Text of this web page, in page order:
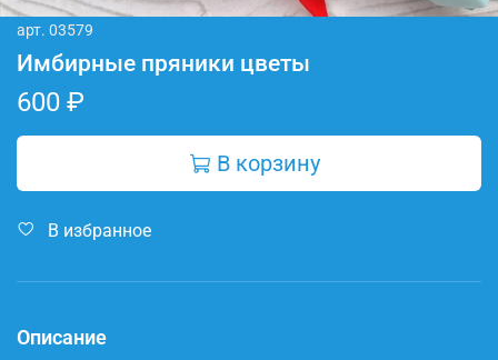
арт. 03579
Имбирные пряники цветы
600 ₽
В корзину
В избранное
Описание